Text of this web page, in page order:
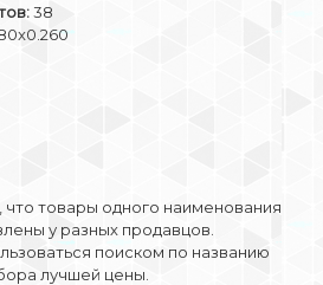
38
товары одного наименования
у разных продавцов.
поиском по названию
лучшей цены.